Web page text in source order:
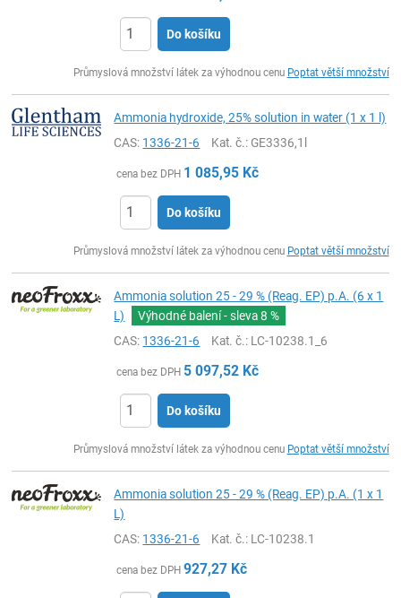
Do košíku
Průmyslová množství látek za výhodnou cenu Poptat větší množství
Ammonia hydroxide, 25% solution in water (1 x 1 l)
CAS: 1336-21-6 Kat. č.: GE3336,1l
cena bez DPH 1 085,95 Kč
Do košíku
Průmyslová množství látek za výhodnou cenu Poptat větší množství
Ammonia solution 25 - 29 % (Reag. EP) p.A. (6 x 1
L)
Výhodné balení - sleva8 %
CAS: 1336-21-6 Kat. č.: LC-10238.1_6
cena bez DPH 5 097,52 Kč
Do košíku
Průmyslová množství látek za výhodnou cenu Poptat větší množství
Ammonia solution 25 - 29 % (Reag. EP) p.A. (1 x 1
L)
CAS: 1336-21-6 Kat. č.: LC-10238.1
cena bez DPH 927,27 Kč